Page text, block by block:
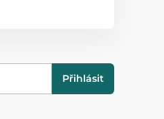
Přihlásit